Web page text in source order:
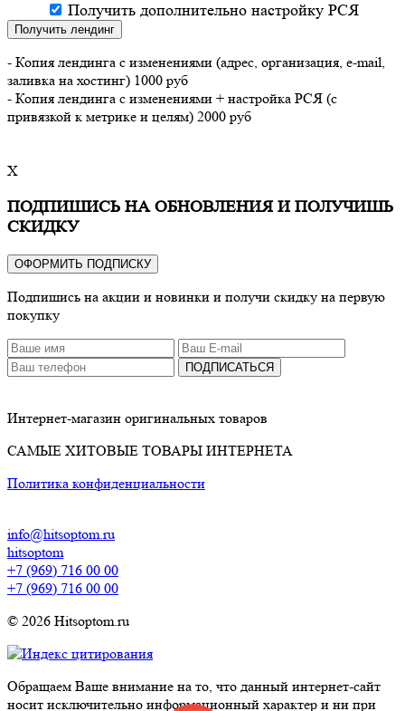
Получить дополнительно настройку РСЯ
Получить лендинг
- Копия лендинга с изменениями (адрес, организация, e-mail,
заливка на хостинг) 1000 руб
- Копия лендинга с изменениями + настройка РСЯ (с
привязкой к метрике и целям) 2000 руб
X
ПОДПИШИСЬ НА ОБНОВЛЕНИЯ И ПОЛУЧИШЬ
СКИДКУ
ОФОРМИТЬ ПОДПИСКУ
Подпишись на акции и новинки и получи скидку на первую
покупку
ПОДПИСАТЬСЯ
Интернет-магазин оригинальных товаров
САМЫЕ ХИТОВЫЕ ТОВАРЫ ИНТЕРНЕТА
Политика конфиденциальности
info@hitsoptom.ru
hitsoptom
+7 (969) 716 00 00
+7 (969) 716 00 00
© 2026 Hitsoptom.ru
Обращаем Ваше внимание на то, что данный интернет-сайт
носит исключительно информационный характер и ни при